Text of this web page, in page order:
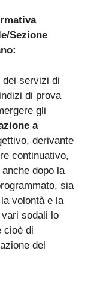
Sezione
servizi di
di prova
gli
a
derivante
continuativo,
dopo la
sia
volontà e la
sodali lo
cioè di
del